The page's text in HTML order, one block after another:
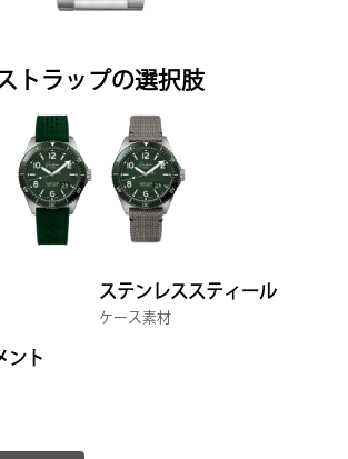
トラップの選択肢
ステンレススティール
ケース素材
ント